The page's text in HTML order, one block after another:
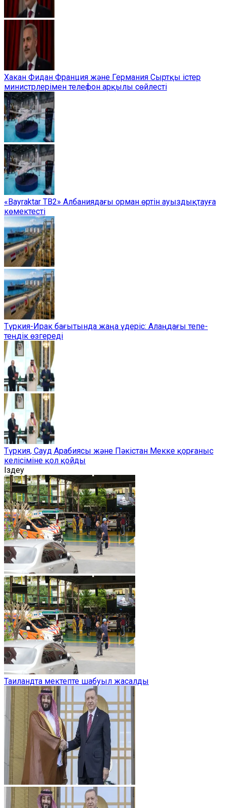
Хакан Фидан Франция және Германия Сыртқы істер
министрлерімен телефон арқылы сөйлесті
«Bayraktar TB2» Албаниядағы орман өртін ауыздықтауға
көмектесті
Түркия-Ирак бағытында жаңа үдеріс: Алаңдағы тепе-
теңдік өзгереді
Түркия, Сауд Арабиясы және Пәкістан Мекке қорғаныс
келісіміне қол қойды
Іздеу
Таиландта мектепте шабуыл жасалды